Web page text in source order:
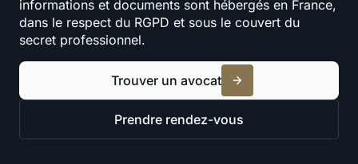
informations et documents sont hébergés en France,
dans le respect du RGPD et sous le couvert du
secret professionnel.
Trouver un avocat
Prendre rendez-vous